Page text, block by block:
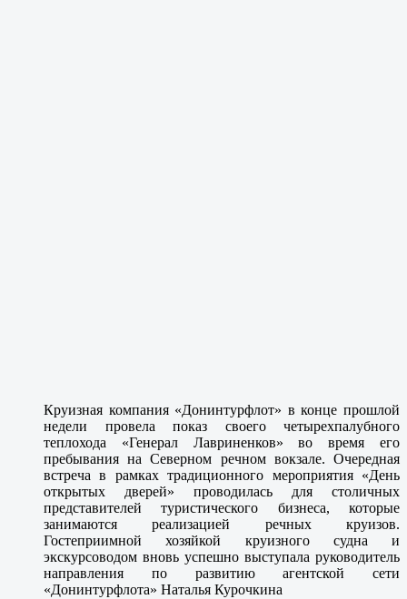
Круизная компания «Донинтурфлот» в конце прошлой
недели провела показ своего четырехпалубного
теплохода «Генерал Лавриненков» во время его
пребывания на Северном речном вокзале. Очередная
встреча в рамках традиционного мероприятия «День
открытых дверей» проводилась для столичных
представителей туристического бизнеса, которые
занимаются реализацией речных круизов.
Гостеприимной хозяйкой круизного судна и
экскурсоводом вновь успешно выступала руководитель
направления по развитию агентской сети
«Донинтурфлота» Наталья Курочкина